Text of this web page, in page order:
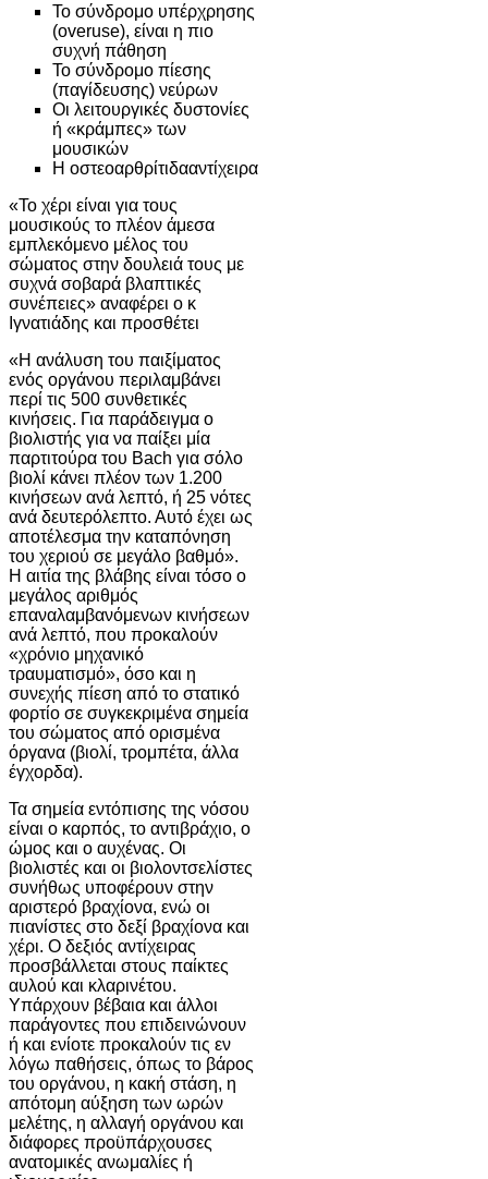
To σύνδρoμo υπέρχρησης
(overuse), είναι η πιο
συχνή πάθηση
Το σύνδρoμo πίεσης
(παγίδευσης) νεύρων
Οι λειτουργικές δυστονίες
ή «κράμπες» των
μουσικών
Η οστεοαρθρίτιδααντίχειρα
«Το χέρι είναι για τους
μουσικούς το πλέον άμεσα
εμπλεκόμενo μέλος του
σώματος στην δουλειά τους με
συχνά σοβαρά βλαπτικές
συνέπειες» αναφέρει ο κ
Ιγνατιάδης και προσθέτει
«Η ανάλυση του παιξίματος
ενός οργάνου περιλαμβάνει
περί τις 500 συνθετικές
κινήσεις. Για παράδειγμα ο
βιολιστής για να παίξει μία
παρτιτούρα του Bach για σόλο
βιολί κάνει πλέον των 1.200
κινήσεων ανά λεπτό, ή 25 νότες
ανά δευτερόλεπτο. Αυτό έχει ως
αποτέλεσμα την καταπόνηση
του χεριού σε μεγάλο βαθμό».
Η αιτία της βλάβης είναι τόσo o
μεγάλος αριθμός
επαναλαμβανόμενων κινήσεων
ανά λεπτό, που προκαλούν
«χρόνιο μηχανικό
τραυματισμό», όσο και η
συνεχής πίεση από το στατικό
φορτίο σε συγκεκριμένα σημεία
του σώματος από ορισμένα
όργανα (βιολί, τρομπέτα, άλλα
έγχορδα).
Τα σημεία εντόπισης της νόσου
είναι o καρπός, τo αντιβράχιο, o
ώμος και o αυχένας. Oι
βιολιστές και οι βιολοντσελίστες
συνήθως υποφέρουν στην
αριστερό βραχίονα, ενώ οι
πιανίστες στο δεξί βραχίονα και
χέρι. O δεξιός αντίχειρας
προσβάλλεται στους παίκτες
αυλού και κλαρινέτου.
Υπάρχουν βέβαια και άλλοι
παράγοντες που επιδεινώνουν
ή και ενίoτε προκαλούν τις εν
λόγω παθήσεις, όπως το βάρος
του οργάνου, η κακή στάση, η
απότομη αύξηση των ωρών
μελέτης, η αλλαγή οργάνου και
διάφορες προϋπάρχουσες
ανατομικές ανωμαλίες ή